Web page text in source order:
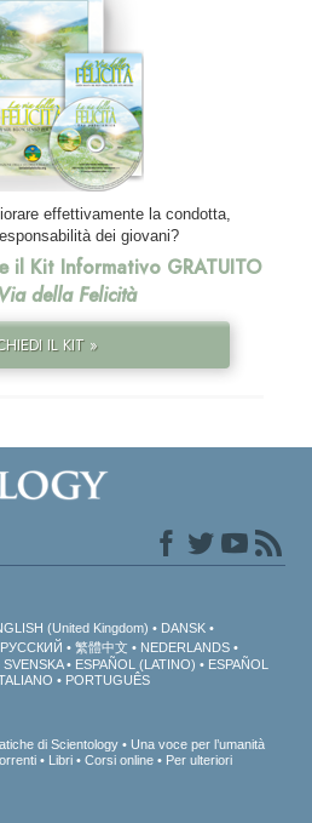
effettivamente la condotta,
dei giovani?
il Kit Informativo GRATUITO
della Felicità
IL KIT »
(United Kingdom)
DANSK
РУССКИЙ 繁體中文
NEDERLANDS
SVENSKA ESPAÑOL (LATINO)
ESPAÑOL
PORTUGUÊS
di Scientology
Una voce per l’umanità
Libri Corsi online
Per ulteriori